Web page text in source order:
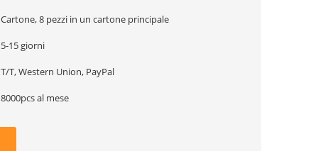
Cartone, 8 pezzi in un cartone principale
5-15 giorni
T/T, Western Union, PayPal
8000pcs al mese